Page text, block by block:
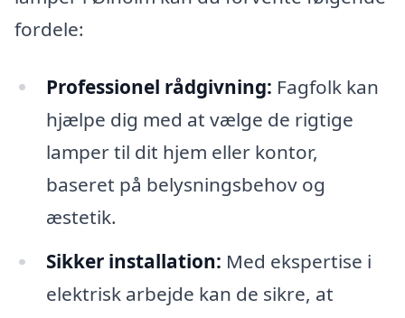
fordele:
Professionel rådgivning: Fagfolk kan
hjælpe dig med at vælge de rigtige
lamper til dit hjem eller kontor,
baseret på belysningsbehov og
æstetik.
Sikker installation: Med ekspertise i
elektrisk arbejde kan de sikre, at